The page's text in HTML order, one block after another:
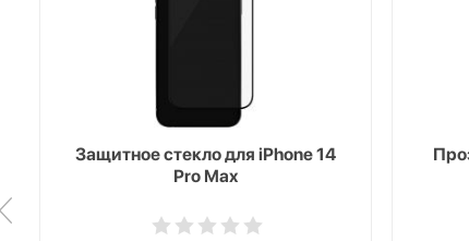
Защитное стекло для iPhone 14
Pro Max